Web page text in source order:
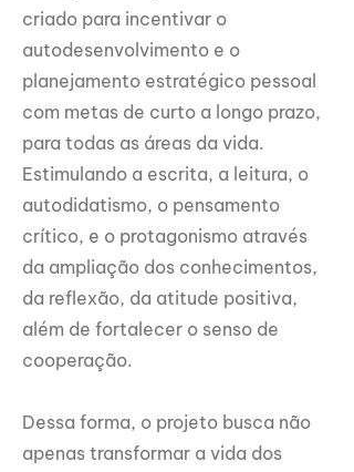
criado para incentivar o
autodesenvolvimento e o
planejamento estratégico pessoal
com metas de curto a longo prazo,
para todas as áreas da vida.
Estimulando a escrita, a leitura, o
autodidatismo, o pensamento
crítico, e o protagonismo através
da ampliação dos conhecimentos,
da reflexão, da atitude positiva,
além de fortalecer o senso de
cooperação.
Dessa forma, o projeto busca não
apenas transformar a vida dos